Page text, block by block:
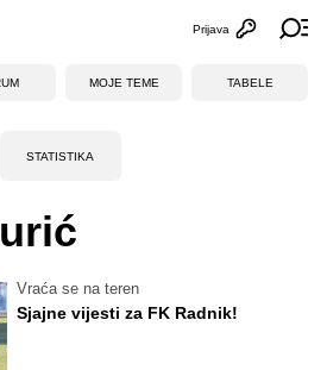
Otvori
Prijava
MOJE TEME TABELE
STATISTIKA
Vraća se na teren
Sjajne vijesti za FK Radnik!